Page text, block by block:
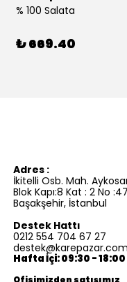
% 100 Salata
₺ 669.40
Adres :
İkitelli Osb. Mah.
Blok Kapı:8 Kat : 2 No
Başakşehir, İstanbul
Destek Hattı
0212 554 704 67 27
destek@karepazar.com
Hafta İçi: 09:30 - 18:00
Ofisimizden satışımız